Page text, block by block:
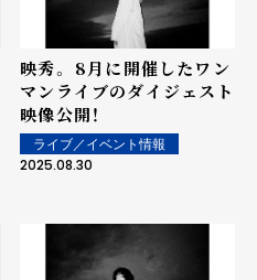
映秀。 8月に開催したワン
マンライブのダイジェスト
映像公開！
ライブ／イベント情報
2025.08.30